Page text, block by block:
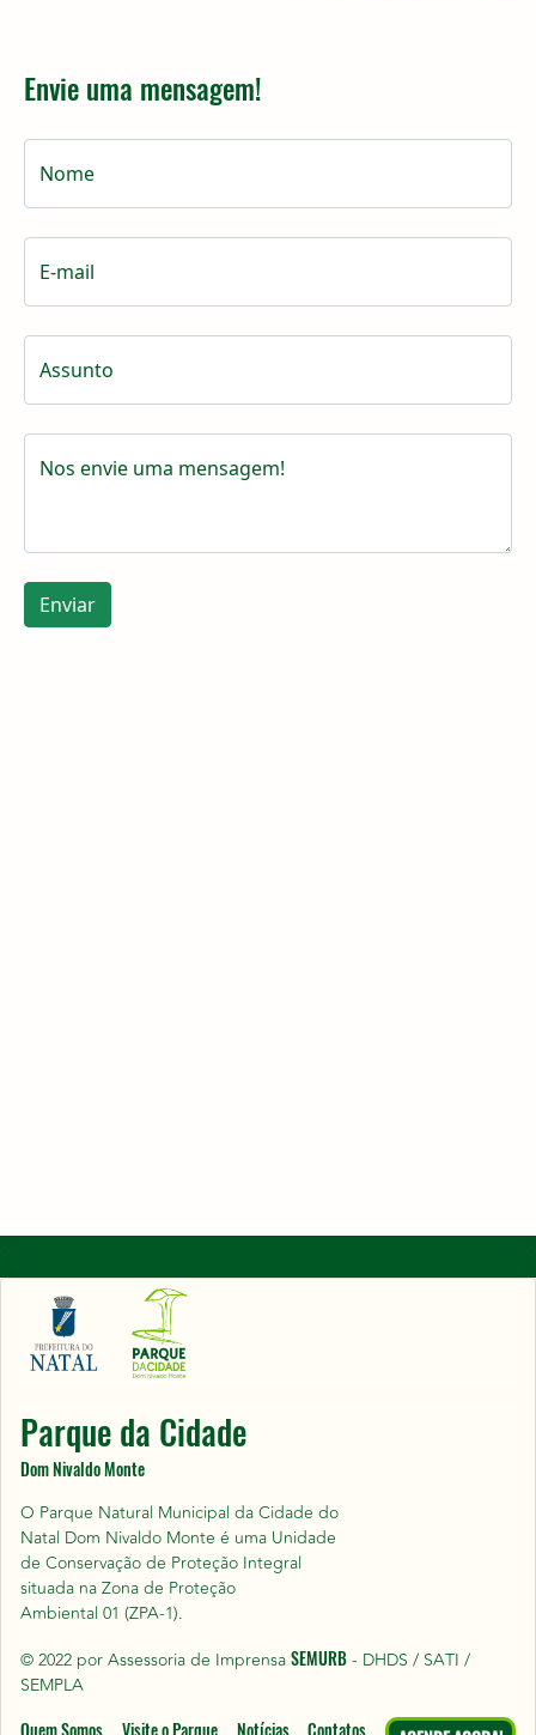
Envie uma mensagem!
Nome
E-mail
Assunto
Nos envie uma mensagem!
Enviar
Parque da Cidade
Dom Nivaldo Monte
O Parque Natural Municipal da Cidade do
Natal Dom Nivaldo Monte é uma Unidade
de Conservação de Proteção Integral
situada na Zona de Proteção
Ambiental 01 (ZPA-1).
© 2022 por Assessoria de ImprensaSEMURB- DHDS / SATI /
SEMPLA
Quem Somos
Visite o Parque Notícias Contatos